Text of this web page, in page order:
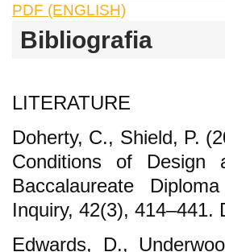
PDF (ENGLISH)
Bibliografia
LITERATURE
Doherty, C., Shield, P.
Conditions of Design
Baccalaureate
Inquiry, 42(3), 414–441.
Edwards, D.,